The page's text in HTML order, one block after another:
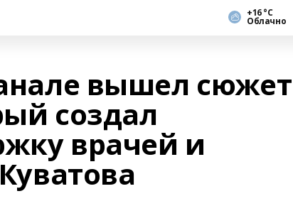
+16 °С
Облачно
вышел сюжет
создал
врачей и